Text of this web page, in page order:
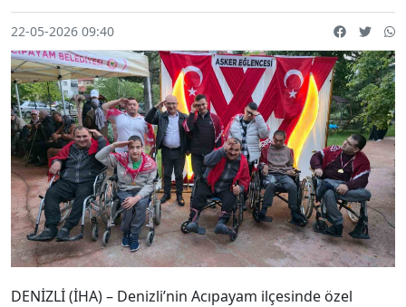
22-05-2026 09:40
DENİZLİ (İHA) – Denizli’nin Acıpayam ilçesinde özel